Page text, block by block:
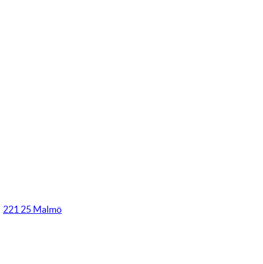
221 25 Malmö